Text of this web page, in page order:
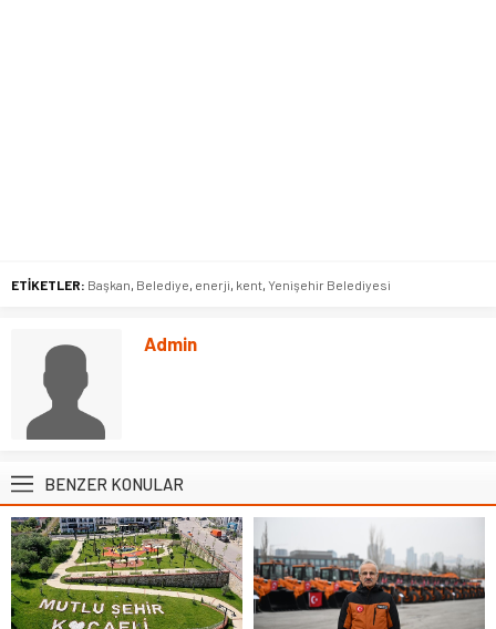
ETİKETLER: Başkan Belediye enerji kent Yenişehir Belediyesi
Admin
BENZER KONULAR